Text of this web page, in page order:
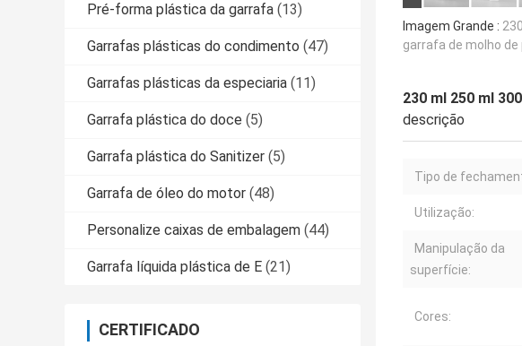
Pré-forma plástica da garrafa (13)
Garrafas plásticas do condimento (47)
Garrafas plásticas da especiaria (11)
Garrafa plástica do doce (5)
Garrafa plástica do Sanitizer (5)
Garrafa de óleo do motor (48)
Personalize caixas de embalagem (44)
Garrafa líquida plástica de E (21)
CERTIFICADO
Imagem Grande :
garrafa de molho
230 ml 250 ml
descrição
Tipo de
Utilização:
Manipulação da
superfície:
Cores: